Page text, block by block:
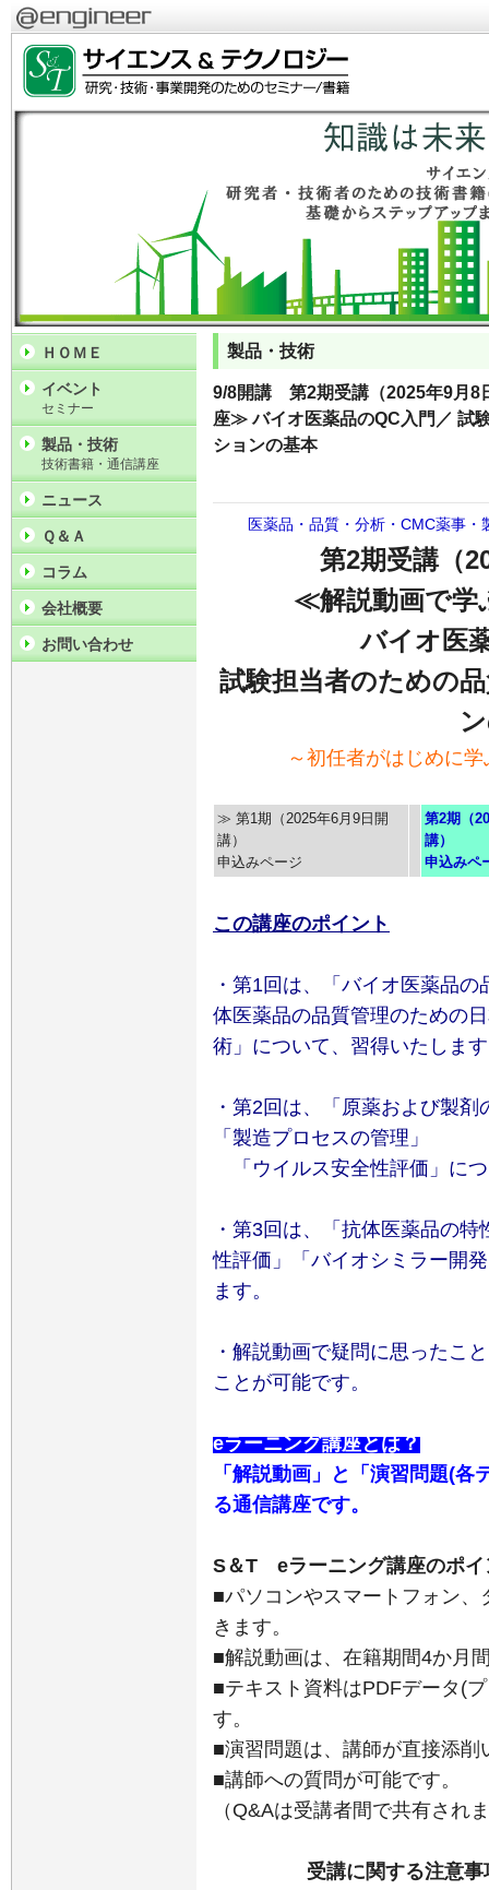
製品・技術
9/8開講 第2期受講（2025年9月8
座≫ バイオ医薬品のQC入門／ 試
ションの基本
医薬品・品質・分析・CMC薬事・
第2期受講（
≪解説動画で学
バイオ医
試験担当者のための
～初任者がはじめに
≫ 第1期（2025年6月9日開
講）
申込みページ
第2期（
講）
申込みペ
この講座のポイント
・第1回は、「バイオ医薬品
体医薬品の品質管理のための
術」について、習得いたしま
・第2回は、「原薬および製
「製造プロセスの管理」
「ウイルス安全性評価」に
・第3回は、「抗体医薬品の
性評価」「バイオシミラー開
ます。
・解説動画で疑問に思ったこ
ことが可能です。
eラーニング講座とは？
「解説動画」と「演習問題(
る通信講座です。
S＆T eラーニング講座のポイ
■パソコンやスマートフォン
きます。
■解説動画は、在籍期間4か月
■テキスト資料はPDFデータ(
す。
■演習問題は、講師が直接添削
■講師への質問が可能です。
（Q&Aは受講者間で共有され
受講に関する注意
ＨＯＭＥ
イベント
セミナー
製品・技術
技術書籍・通信講座
ニュース
Ｑ＆Ａ
コラム
会社概要
お問い合わせ